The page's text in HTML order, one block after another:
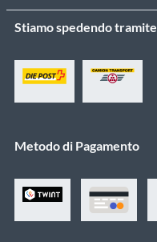
Stiamo spedendo tramite
Metodo di Pagamento